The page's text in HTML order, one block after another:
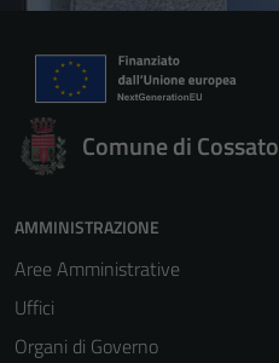
Comune di Cossato
AMMINISTRAZIONE
Aree Amministrative
Uffici
Organi di Governo